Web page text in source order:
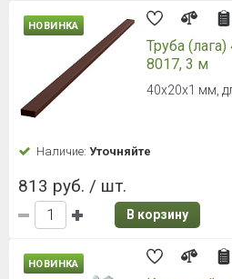
НОВИНКА
Труба
8017, 3 м
40х20х1 мм,
Наличие: Уточняйте
813 руб. / шт.
В корзину
НОВИНКА